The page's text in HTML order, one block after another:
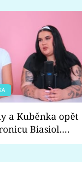
a Kuběnka opět
Biasiol.
nich falešná a